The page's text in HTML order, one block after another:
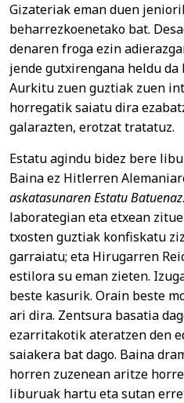
Gizateriak eman duen
beharrezkoenetako bat.
denaren froga ezin
jende gutxirengana heldu
Aurkitu zuen guztiak zuen
horregatik saiatu dira
galarazten, erotzat tratatuz.
Estatu agindu bidez bere
Baina ez Hitlerren
askatasunaren Estatu Batuenaz
laborategian eta etxean
txosten guztiak konfiskatu
garraiatu; eta Hirugarren
estilora su eman zieten.
beste kasurik. Orain beste
ari dira. Zentsura basatia
ezarritakotik ateratzen den
saiakera bat dago. Baina
horren zuzenean aritze
liburuak hartu eta sutan